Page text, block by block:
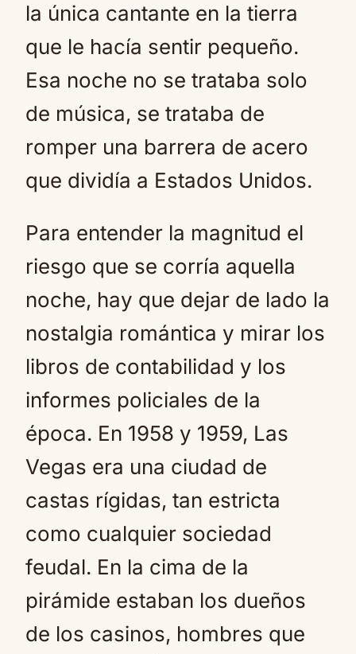
la única cantante en la tierra
que le hacía sentir pequeño.
Esa noche no se trataba solo
de música, se trataba de
romper una barrera de acero
que dividía a Estados Unidos.
Para entender la magnitud el
riesgo que se corría aquella
noche, hay que dejar de lado la
nostalgia romántica y mirar los
libros de contabilidad y los
informes policiales de la
época. En 1958 y 1959, Las
Vegas era una ciudad de
castas rígidas, tan estricta
como cualquier sociedad
feudal. En la cima de la
pirámide estaban los dueños
de los casinos, hombres que